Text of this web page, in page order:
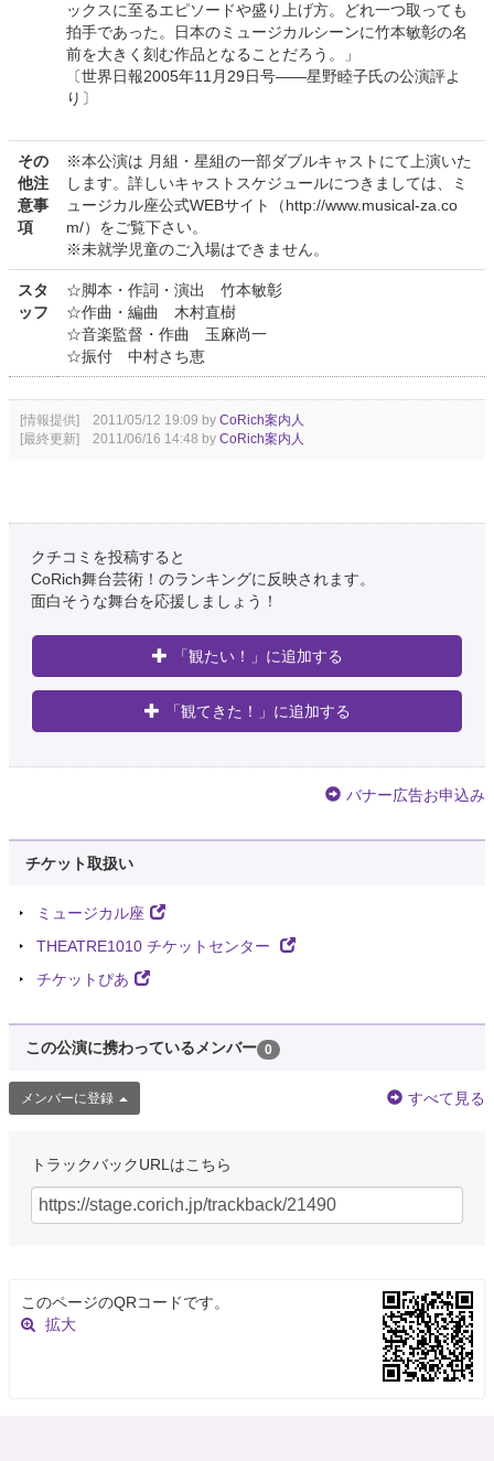
ックスに至るエピソードや盛り上げ方。どれ一つ取っても
拍手であった。日本のミュージカルシーンに竹本敏彰の名
前を大きく刻む作品となることだろう。」
〔世界日報2005年11月29日号――星野睦子氏の公演評よ
り〕
その
他注
意事
項
※本公演は 月組・星組の一部ダブルキャストにて上演いた
します。詳しいキャストスケジュールにつきましては、ミ
ュージカル座公式WEBサイト（http://www.musical-za.co
m/）をご覧下さい。
※未就学児童のご入場はできません。
スタ
ッフ
☆脚本・作詞・演出 竹本敏彰
☆作曲・編曲 木村直樹
☆音楽監督・作曲 玉麻尚一
☆振付 中村さち恵
[情報提供] 2011/05/12 19:09 by CoRich案内人
[最終更新] 2011/06/16 14:48 by CoRich案内人
クチコミを投稿すると
CoRich舞台芸術！のランキングに反映されます。
面白そうな舞台を応援しましょう！
「観たい！」に追加する
「観てきた！」に追加する
バナー広告お申込み
チケット取扱い
ミュージカル座
THEATRE1010 チケットセンター
チケットぴあ
この公演に携わっているメンバー 0
メンバーに登録 すべて見る
トラックバックURLはこちら
このページのQRコードです。
拡大